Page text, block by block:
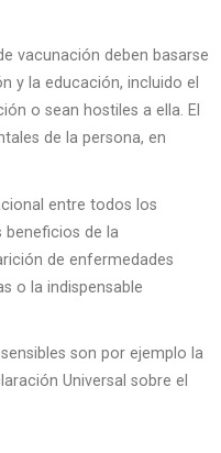
vacunación deben basarse
y la educación, incluido el
o sean hostiles a ella. El
de la persona, en
entre todos los
beneficios de la
de enfermedades
o la indispensable
son por ejemplo la
Universal sobre el